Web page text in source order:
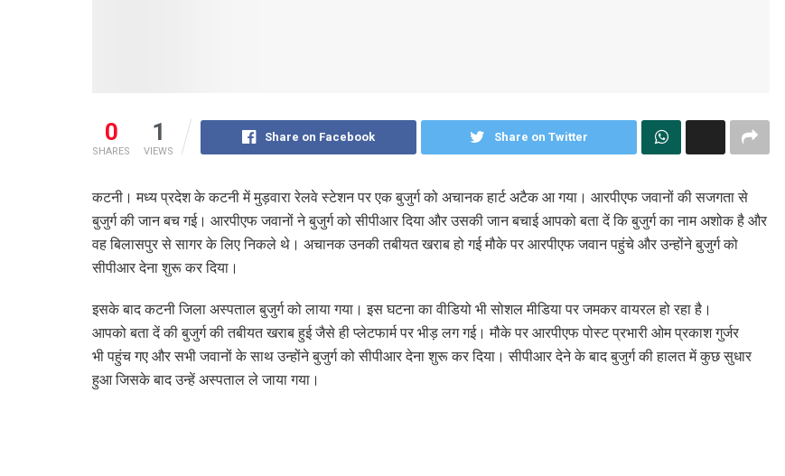
0
SHARES
1
VIEWS
Share on Facebook Share on Twitter
कटनी। मध्य प्रदेश के कटनी में मुड़वारा रेलवे स्टेशन पर एक बुजुर्ग को अचानक हार्ट अटैक आ गया। आरपीएफ जवानों की सजगता से
बुजुर्ग की जान बच गई। आरपीएफ जवानों ने बुजुर्ग को सीपीआर दिया और उसकी जान बचाई आपको बता दें कि बुजुर्ग का नाम अशोक है और
वह बिलासपुर से सागर के लिए निकले थे। अचानक उनकी तबीयत खराब हो गई मौके पर आरपीएफ जवान पहुंचे और उन्होंने बुजुर्ग को
सीपीआर देना शुरू कर दिया।
इसके बाद कटनी जिला अस्पताल बुजुर्ग को लाया गया। इस घटना का वीडियो भी सोशल मीडिया पर जमकर वायरल हो रहा है।
आपको बता दें की बुजुर्ग की तबीयत खराब हुई जैसे ही प्लेटफार्म पर भीड़ लग गई। मौके पर आरपीएफ पोस्ट प्रभारी ओम प्रकाश गुर्जर
भी पहुंच गए और सभी जवानों के साथ उन्होंने बुजुर्ग को सीपीआर देना शुरू कर दिया। सीपीआर देने के बाद बुजुर्ग की हालत में कुछ सुधार
हुआ जिसके बाद उन्हें अस्पताल ले जाया गया।